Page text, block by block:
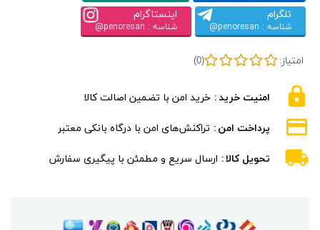
تلگرام
شناسه : penoresan@
اینستاگرام
شناسه : penoresan@
امتیاز: (0)
امنیت خرید خرید امن با تضمین اصالت کالا
پرداخت امن تراکنش‌های امن با درگاه بانکی معتبر
تحویل کالا ارسال سریع و مطمئن با پیگیری سفارش